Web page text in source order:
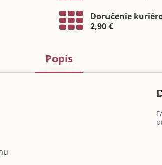
Doručenie
2,90 €
Popis